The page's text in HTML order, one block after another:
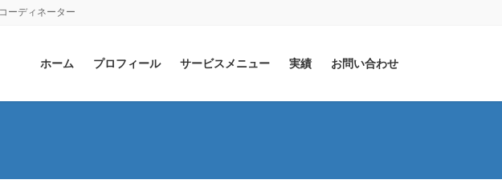
ーディネーター
ホーム プロフィール サービスメニュー 実績 お問い合わせ